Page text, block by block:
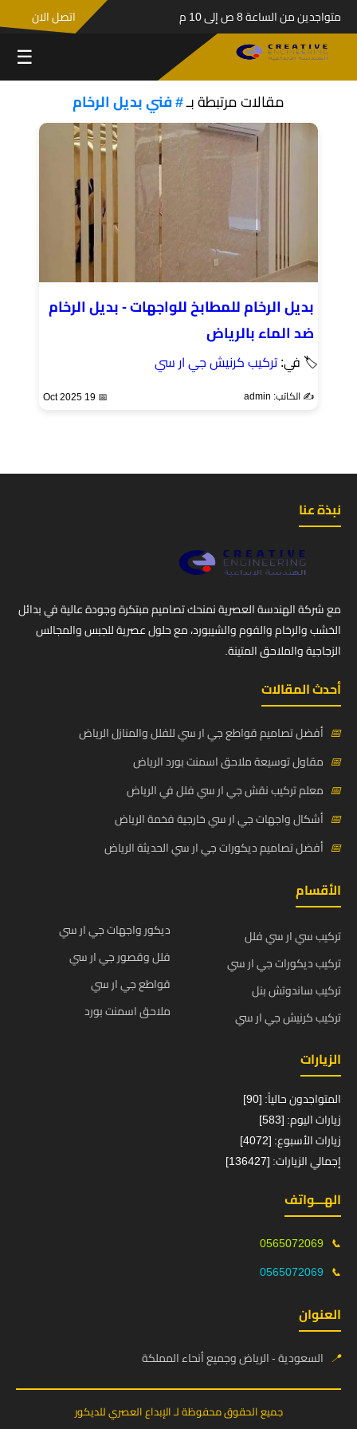
متواجدين من الساعة 8 ص إلى 10 م اتصل الان
☰
مقالات مرتبطة بـ# فني بديل الرخام
بديل الرخام للمطابخ للواجهات - بديل الرخام
ضد الماء بالرياض
🏷 في:تركيب كرنيش جي ار سي
✍️ الكاتب: admin 📅 19 Oct 2025
نبذة عنا
مع شركة الهندسة العصرية نمنحك تصاميم مبتكرة وجودة عالية في بدائل
الخشب والرخام والفوم والشيبورد، مع حلول عصرية للجبس والمجالس
الزجاجية والملاحق المتينة.
أحدث المقالات
📅 أفضل تصاميم قواطع جي ار سي للفلل والمنازل الرياض
📅 مقاول توسيعة ملاحق اسمنت بورد الرياض
📅 معلم تركيب نقش جي ار سي فلل في الرياض
📅 أشكال واجهات جي ار سي خارجية فخمة الرياض
📅 أفضل تصاميم ديكورات جي ار سي الحديثة الرياض
الأقسام
تركيب سي ار سي فلل
تركيب ديكورات جي ار سي
تركيب ساندوتش بنل
تركيب كرنيش جي ار سي
ديكور واجهات جي ار سي
فلل وقصور جي ار سي
قواطع جي ار سي
ملاحق اسمنت بورد
الزيارات
المتواجدون حالياً: [90]
زيارات اليوم: [583]
زيارات الأسبوع: [4072]
إجمالي الزيارات: [136427]
الهـــواتف
📞
0565072069
📞
0565072069
العنوان
📍 السعودية - الرياض وجميع أنحاء المملكة
جميع الحقوق محفوظة لـ الإبداع العصري للديكور